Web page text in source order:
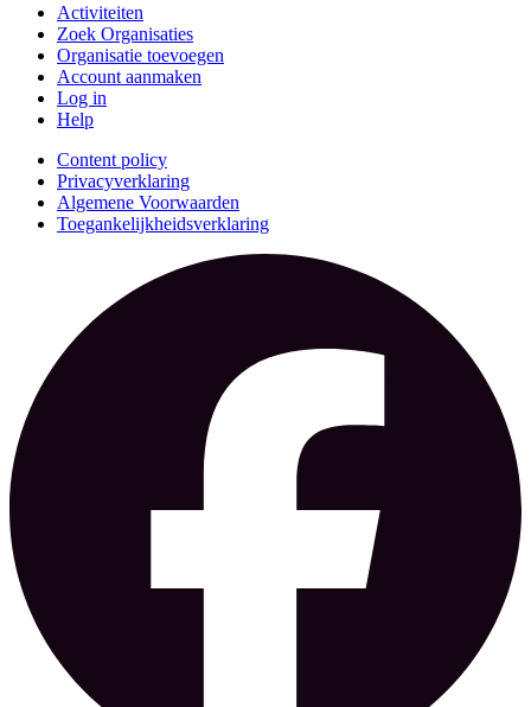
Activiteiten
Zoek Organisaties
Organisatie toevoegen
Account aanmaken
Log in
Help
Content policy
Privacyverklaring
Algemene Voorwaarden
Toegankelijkheidsverklaring